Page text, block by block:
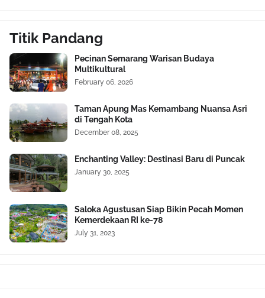
Titik Pandang
Pecinan Semarang Warisan Budaya
Multikultural
February 06, 2026
Taman Apung Mas Kemambang Nuansa Asri
di Tengah Kota
December 08, 2025
Enchanting Valley: Destinasi Baru di Puncak
January 30, 2025
Saloka Agustusan Siap Bikin Pecah Momen
Kemerdekaan RI ke-78
July 31, 2023